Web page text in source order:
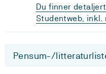
Du finner
Studentweb, inkl.
Pensum-/